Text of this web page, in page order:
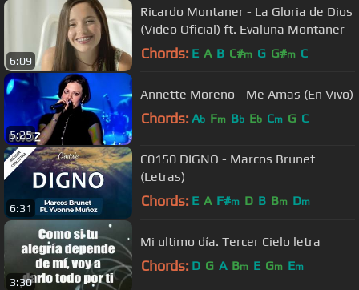
6:09
Ricardo Montaner - La Gloria de Dios
(Video Oficial) ft. Evaluna Montaner
Chords: E A B C#m G G#m C
5:25
Annette Moreno - Me Amas (En Vivo)
Chords: Ab Fm Bb Eb Cm G C
6:31
C0150 DIGNO - Marcos Brunet
(Letras)
Chords: E A F#m D B Bm Dm
3:30
Mi ultimo día. Tercer Cielo letra
Chords: D G A Bm E Gm Em